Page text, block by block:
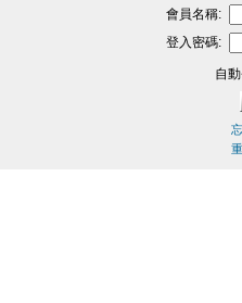
會員名稱:
登入密碼:
自